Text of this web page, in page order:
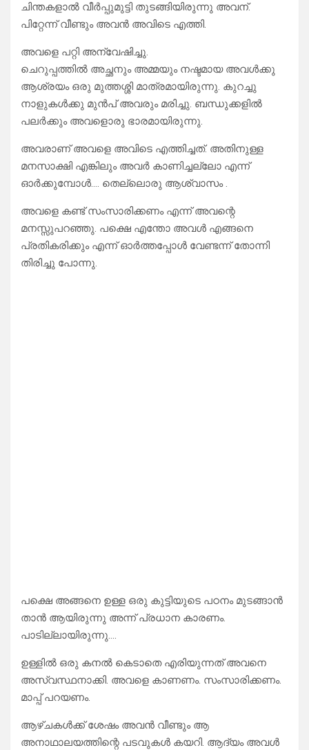
ചിന്തകളാൽ വീർപ്പുമുട്ടി തുടങ്ങിയിരുന്നു അവന്.
പിറ്റേന്ന് വീണ്ടും അവൻ അവിടെ എത്തി.
അവളെ പറ്റി അന്വേഷിച്ചു.
ചെറുപ്പത്തിൽ അച്ഛനും അമ്മയും നഷ്ടമായ അവൾക്കു
ആശ്രയം ഒരു മുത്തശ്ശി മാത്രമായിരുന്നു. കുറച്ചു
നാളുകൾക്കു മുൻപ് അവരും മരിച്ചു. ബന്ധുക്കളിൽ
പലർക്കും അവളൊരു ഭാരമായിരുന്നു.
അവരാണ് അവളെ അവിടെ എത്തിച്ചത്. അതിനുള്ള
മനസാക്ഷി എങ്കിലും അവർ കാണിച്ചല്ലോ എന്ന്
ഓർക്കുമ്പോൾ…. തെല്ലൊരു ആശ്വാസം .
അവളെ കണ്ട് സംസാരിക്കണം എന്ന് അവന്റെ
മനസ്സുപറഞ്ഞു. പക്ഷെ എന്തോ അവൾ എങ്ങനെ
പ്രതികരിക്കും എന്ന് ഓർത്തപ്പോൾ വേണ്ടന്ന് തോന്നി
തിരിച്ചു പോന്നു.
പക്ഷെ അങ്ങനെ ഉള്ള ഒരു കുട്ടിയുടെ പഠനം മുടങ്ങാൻ
താൻ ആയിരുന്നു അന്ന് പ്രധാന കാരണം.
പാടില്ലായിരുന്നു….
ഉള്ളിൽ ഒരു കനൽ കെടാതെ എരിയുന്നത് അവനെ
അസ്വസ്ഥനാക്കി. അവളെ കാണണം. സംസാരിക്കണം.
മാപ്പ് പറയണം.
ആഴ്ചകൾക്ക് ശേഷം അവൻ വീണ്ടും ആ
അനാഥാലയത്തിന്റെ പടവുകൾ കയറി. ആദ്യം അവൾ